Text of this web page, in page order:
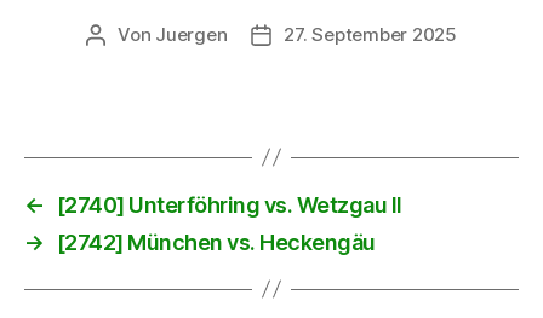
Beitragsautor
Von Juergen Beitragsdatum
27. September 2025
←
[2740] Unterföhring vs. Wetzgau II
→
[2742] München vs. Heckengäu